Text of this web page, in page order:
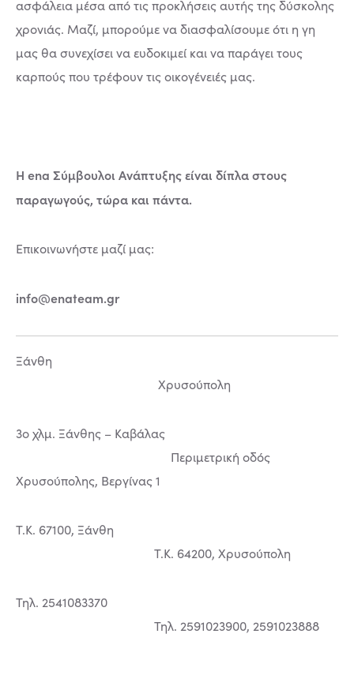
ασφάλεια μέσα από τις προκλήσεις αυτής της δύσκολης
χρονιάς. Μαζί, μπορούμε να διασφαλίσουμε ότι η γη
μας θα συνεχίσει να ευδοκιμεί και να παράγει τους
καρπούς που τρέφουν τις οικογένειές μας.
Η ena Σύμβουλοι Ανάπτυξης είναι δίπλα στους
παραγωγούς, τώρα και πάντα.
Επικοινωνήστε μαζί μας:
info@enateam.gr
Ξάνθη
Χρυσούπολη
3o χλμ. Ξάνθης – Καβάλας
Περιμετρική οδός
Χρυσούπολης, Βεργίνας 1
Τ.Κ. 67100, Ξάνθη
Τ.Κ. 64200, Χρυσούπολη
Τηλ. 2541083370
Τηλ. 2591023900, 2591023888